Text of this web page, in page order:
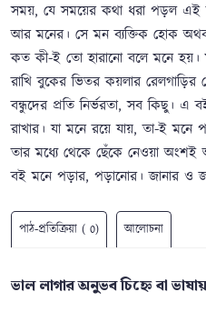
সময়, যে সময়ের কথা ধরা পড়ল এই
আর মনের। সে মন ব্যক্তিক হোক
কত কী-ই তো হারানো বলে মনে
রাখি বুকের ভিতর কয়লার রেলগাড়ির
বন্ধুদের প্রতি নির্ভরতা, সব কিছু।
রাখার। যা মনে রয়ে যায়, তা-ই
তার মধ্যে থেকে ছেঁকে নেওয়া অংশই
বই মনে পড়ার, পড়ানোর। জানার ও
পাঠ-প্রতিক্রিয়া ( 0) আলোচনা
ভাল লাগার অনুভব চিহ্নে বা